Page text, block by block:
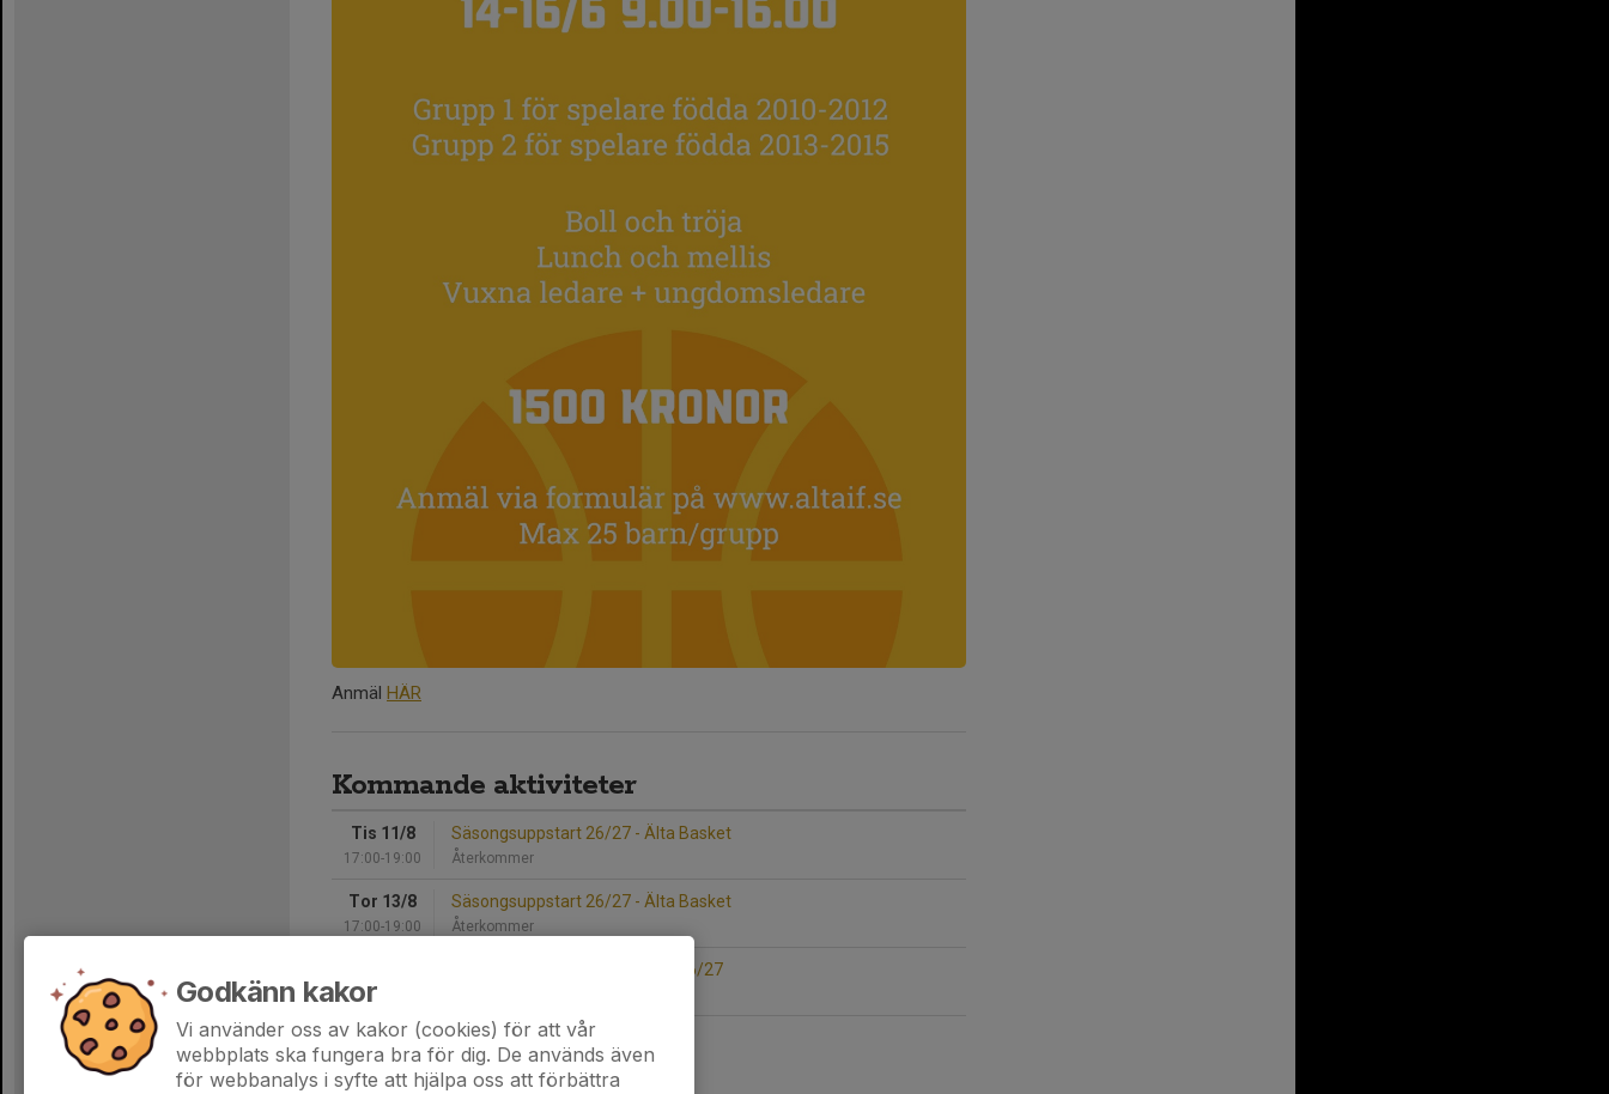
Anmäl HÄR
Kommande aktiviteter
Tis 11/8
17:00-19:00
Säsongsuppstart 26/27 - Älta Basket
Återkommer
Tor 13/8
17:00-19:00
Säsongsuppstart 26/27 - Älta Basket
Återkommer
17:00-19:00
Lagaktivitet Säsongsuppstart 26/27
Hela kalendern
Godkänn kakor
Vi använder oss av kakor (cookies) för att vår
webbplats ska fungera bra för dig. De används även
för webbanalys i syfte att hjälpa oss att förbättra